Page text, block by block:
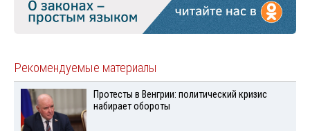
Рекомендуемые материалы
Протесты в Венгрии: политический кризис
набирает обороты